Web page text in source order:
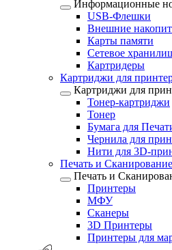
Информационные
USB-Флешки
Внешние
Карты памяти
Сетевое
Картридеры
Картриджи для
Картриджи для
Тонер-картриджи
Тонер
Бумага для
Чернила для
Нити для 3D-
Печать и Сканирование
Печать и
Принтеры
МФУ
Сканеры
3D Принтеры
Принтеры для